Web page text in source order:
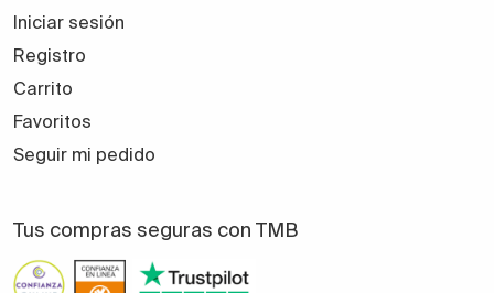
Iniciar sesión
Registro
Carrito
Favoritos
Seguir mi pedido
Tus compras seguras con TMB